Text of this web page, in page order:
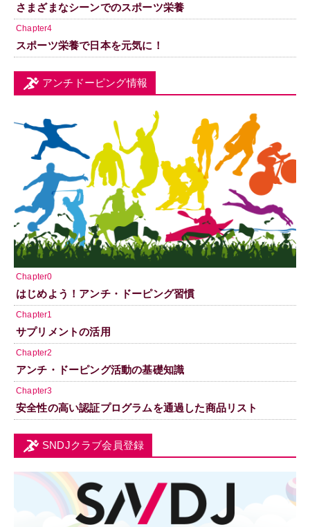
さまざまなシーンでのスポーツ栄養
Chapter4
スポーツ栄養で日本を元気に！
アンチドーピング情報
Chapter0
はじめよう！アンチ・ドーピング習慣
Chapter1
サプリメントの活用
Chapter2
アンチ・ドーピング活動の基礎知識
Chapter3
安全性の高い認証プログラムを通過した商品リスト
SNDJクラブ会員登録